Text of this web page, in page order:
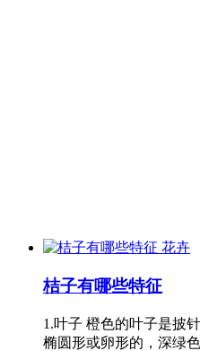
花卉
桔子有哪些特征
1.叶子 橙色的叶子是披
椭圆形或卵形的，深绿